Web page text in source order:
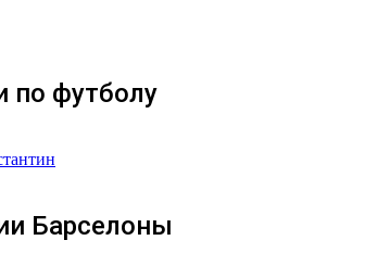
по футболу
Барселоны